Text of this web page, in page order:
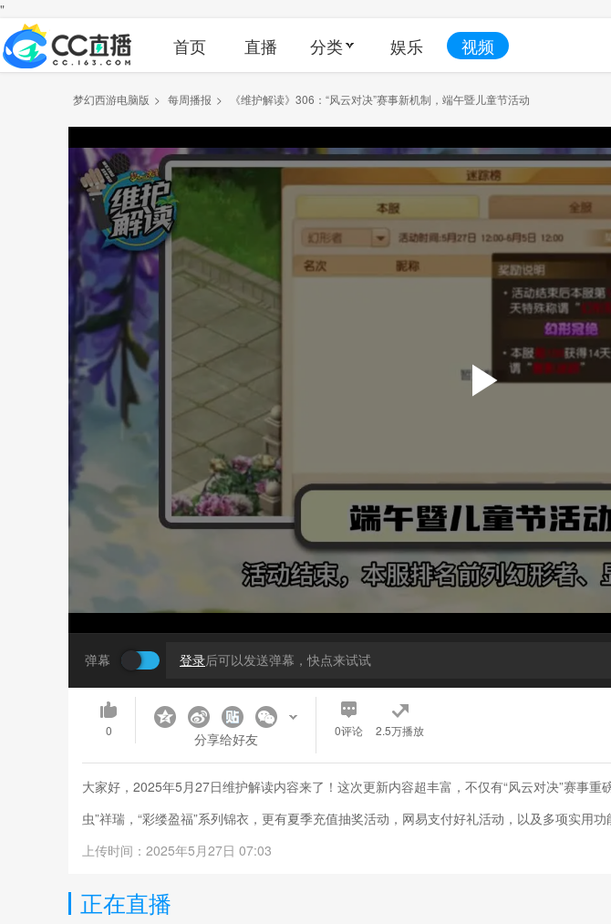
"
首页 直播 分类 娱乐 视频
梦幻西游电脑版 > 每周播报 > 《维护解读》306：“风云对决”赛事新机制，端午暨儿童节活动
弹幕 登录后可以发送弹幕，快点来试试
0 分享给好友 0评论 2.5万播放
大家好，2025年5月27日维护解读内容来了！这次更新内容超丰富，不仅有“风云对决”赛事
虫”祥瑞，“彩缕盈福”系列锦衣，更有夏季充值抽奖活动，网易支付好礼活动，以及多项实用功
上传时间：2025年5月27日 07:03
正在直播